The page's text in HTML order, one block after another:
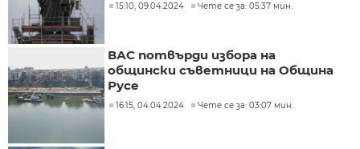
15:10, 09.04.2024 Чете се за: 05:37 мин.
ВАС потвърди избора на
общински съветници на Община
Русе
16:15, 04.04.2024 Чете се за: 03:07 мин.